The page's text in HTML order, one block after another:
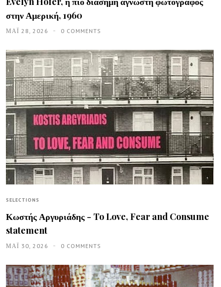
στην Αμερική, 1960
ΜΑΪ́ 28, 2026 0 COMMENTS
SELECTIONS
Κωστής Αργυριάδης - To Love, Fear and Consume
statement
ΜΑΪ́ 30, 2026 0 COMMENTS